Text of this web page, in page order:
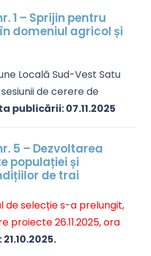
1 – Sprijin pentru
domeniul agricol și
Locală Sud-Vest Satu
de cerere de
publicării: 07.11.2025
5 – Dezvoltarea
populației și
de trai
de selecție s-a prelungit,
proiecte 26.11.2025, ora